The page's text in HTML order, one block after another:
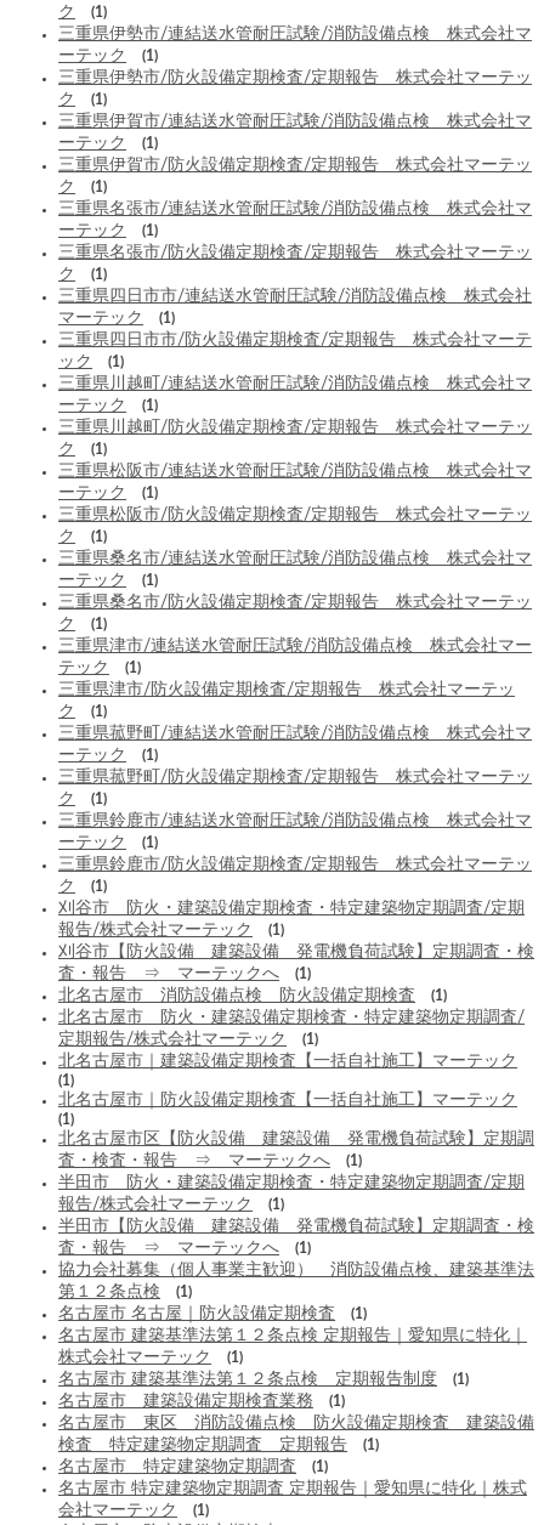
ク
(1)
三重県伊勢市/連結送水管耐圧試験/消防設備点検 株式会社マ
ーテック
(1)
三重県伊勢市/防火設備定期検査/定期報告 株式会社マーテッ
ク
(1)
三重県伊賀市/連結送水管耐圧試験/消防設備点検 株式会社マ
ーテック
(1)
三重県伊賀市/防火設備定期検査/定期報告 株式会社マーテッ
ク
(1)
三重県名張市/連結送水管耐圧試験/消防設備点検 株式会社マ
ーテック
(1)
三重県名張市/防火設備定期検査/定期報告 株式会社マーテッ
ク
(1)
三重県四日市市/連結送水管耐圧試験/消防設備点検 株式会社
マーテック
(1)
三重県四日市市/防火設備定期検査/定期報告 株式会社マーテ
ック
(1)
三重県川越町/連結送水管耐圧試験/消防設備点検 株式会社マ
ーテック
(1)
三重県川越町/防火設備定期検査/定期報告 株式会社マーテッ
ク
(1)
三重県松阪市/連結送水管耐圧試験/消防設備点検 株式会社マ
ーテック
(1)
三重県松阪市/防火設備定期検査/定期報告 株式会社マーテッ
ク
(1)
三重県桑名市/連結送水管耐圧試験/消防設備点検 株式会社マ
ーテック
(1)
三重県桑名市/防火設備定期検査/定期報告 株式会社マーテッ
ク
(1)
三重県津市/連結送水管耐圧試験/消防設備点検 株式会社マー
テック
(1)
三重県津市/防火設備定期検査/定期報告 株式会社マーテッ
ク
(1)
三重県菰野町/連結送水管耐圧試験/消防設備点検 株式会社マ
ーテック
(1)
三重県菰野町/防火設備定期検査/定期報告 株式会社マーテッ
ク
(1)
三重県鈴鹿市/連結送水管耐圧試験/消防設備点検 株式会社マ
ーテック
(1)
三重県鈴鹿市/防火設備定期検査/定期報告 株式会社マーテッ
ク
(1)
刈谷市 防火・建築設備定期検査・特定建築物定期調査/定期
報告/株式会社マーテック
(1)
刈谷市【防火設備 建築設備 発電機負荷試験】定期調査・検
査・報告 ⇒ マーテックへ
(1)
北名古屋市 消防設備点検 防火設備定期検査 (1)
北名古屋市 防火・建築設備定期検査・特定建築物定期調査/
定期報告/株式会社マーテック
(1)
北名古屋市｜建築設備定期検査【一括自社施工】マーテック
(1)
北名古屋市｜防火設備定期検査【一括自社施工】マーテック
(1)
北名古屋市区【防火設備 建築設備 発電機負荷試験】定期調
査・検査・報告 ⇒ マーテックへ
(1)
半田市 防火・建築設備定期検査・特定建築物定期調査/定期
報告/株式会社マーテック
(1)
半田市【防火設備 建築設備 発電機負荷試験】定期調査・検
査・報告 ⇒ マーテックへ
(1)
協力会社募集（個人事業主歓迎） 消防設備点検、建築基準法
第１２条点検
(1)
名古屋市 名古屋｜防火設備定期検査 (1)
名古屋市 建築基準法第１２条点検 定期報告｜愛知県に特化｜
株式会社マーテック
(1)
名古屋市 建築基準法第１２条点検 定期報告制度 (1)
名古屋市 建築設備定期検査業務 (1)
名古屋市 東区 消防設備点検 防火設備定期検査 建築設備
検査 特定建築物定期調査 定期報告
(1)
名古屋市 特定建築物定期調査 (1)
名古屋市 特定建築物定期調査 定期報告｜愛知県に特化｜株式
会社マーテック
(1)